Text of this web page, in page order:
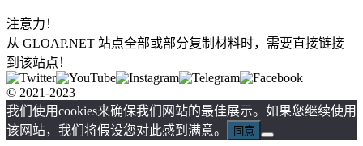
注意力！
从 GLOAP.NET 站点全部或部分复制材料时，需要直接链接
到该站点！
© 2021-2023
我们使用cookies来确保我们网站的最佳展示。如果您继续使用
该网站，我们将假设您对此感到满意。
同意